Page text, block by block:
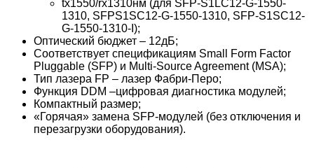
tx1550/rx1310нм (для SFP-S1LC12-G-1550-
1310, SFPS1SC12-G-1550-1310, SFP-S1SC12-
G-1550-1310-I);
Оптический бюджет – 12дБ;
Соответствует спецификациям Small Form Factor
Pluggable (SFP) и Multi-Source Agreement (MSA);
Тип лазера FP – лазер Фабри-Перо;
Функция DDM –цифровая диагностика модулей;
Компактный размер;
«Горячая» замена SFP-модулей (без отключения и
перезагрузки оборудования).